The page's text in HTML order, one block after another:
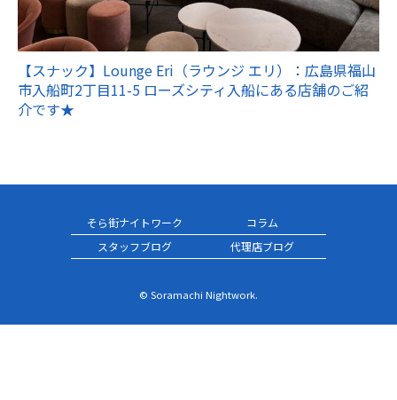
【スナック】Lounge Eri（ラウンジ エリ）：広島県福山
市入船町2丁目11-5 ローズシティ入船にある店舗のご紹
介です★
そら街ナイトワーク
コラム
スタッフブログ
代理店ブログ
© Soramachi Nightwork.